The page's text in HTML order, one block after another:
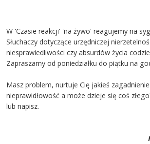
W 'Czasie reakcji' 'na żywo' reagujemy na
Słuchaczy dotyczące urzędniczej
niesprawiedliwości czy absurdów życia
Zapraszamy od poniedziałku do piątku na
Masz problem, nurtuje Cię jakieś
nieprawidłowość a może dzieje się coś
lub napisz.